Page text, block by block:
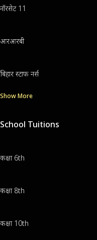
नॉरसेट 11
आरआरबी
बिहार स्टाफ नर्स
Show More
School Tuitions
कक्षा 6th
कक्षा 8th
कक्षा 10th